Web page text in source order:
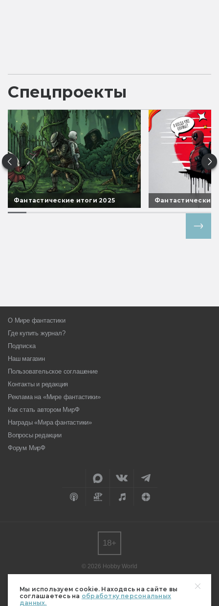
Мы используем cookie. Находясь на сайте вы
соглашаетесь на обработку персональных
данных.
Спецпроекты
Фантастические итоги 2025 Фантастические
О Мире фантастики
Где купить журнал?
Подписка
Наш магазин
Пользовательское соглашение
Контакты и редакция
Реклама на «Мире фантастики»
Как стать автором МирФ
Награды «Мира фантастики»
Вопросы редакции
Форум МирФ
© 2026 Hobby World
редакции.
Мнение авторов может не совпадать с мнением редакции.
18+